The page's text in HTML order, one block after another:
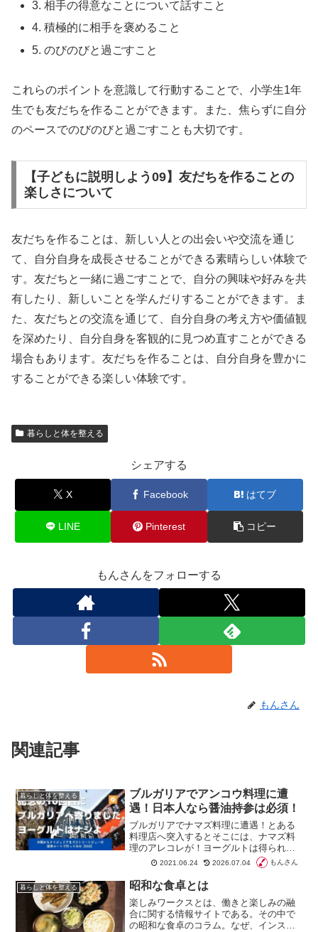
3. 相手の得意なことについて話すこと
4. 積極的に相手を褒めること
5. のびのびと過ごすこと
これらのポイントを意識して行動することで、小学生1年
生でも友だちを作ることができます。また、焦らずに自分
のペースでのびのびと過ごすことも大切です。
【子どもに説明しよう09】友だちを作ることの
楽しさについて
友だちを作ることは、新しい人との出会いや交流を通じ
て、自分自身を成長させることができる素晴らしい体験で
す。友だちと一緒に過ごすことで、自分の興味や好みを共
有したり、新しいことを学んだりすることができます。ま
た、友だちとの交流を通じて、自分自身の考え方や価値観
を深めたり、自分自身を客観的に見つめ直すことができる
場合もあります。友だちを作ることは、自分自身を豊かに
することができる楽しい体験です。
暮らしと体を整える
シェアする
X Facebook はてブ
LINE Pinterest コピー
もんさんをフォローする
もんさん
関連記事
暮らしと体を整える
ブルガリアでアンコウ料理に遭
遇！日本人なら醤油持参は必須！
ブルガリアでナマズ料理に遭遇！とある
料理店へ突入するとそこには、ナマズ料
理のアレコレが！ヨーグルトは得られな
かったが、ひょっとしたらサワークリー
ム風に食するのか？グーグルストリート
ビューでゆく、大阪〜ナイジェリアの歩
き旅10回目。
2021.06.24 2026.07.04 もんさん
暮らしと体を整える 昭和な食卓とは
楽しみワークスとは、働きと楽しみの融
合に関する情報サイトである。その中で
の昭和な食卓のコラム。なぜ、インスタ